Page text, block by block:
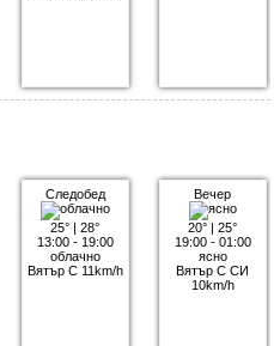
Следобед
25° |28°
13:00 - 19:00
облачно
Вятър С 11km/h
Вечер
20° |25°
19:00 - 01:00
ясно
Вятър С СИ
10km/h